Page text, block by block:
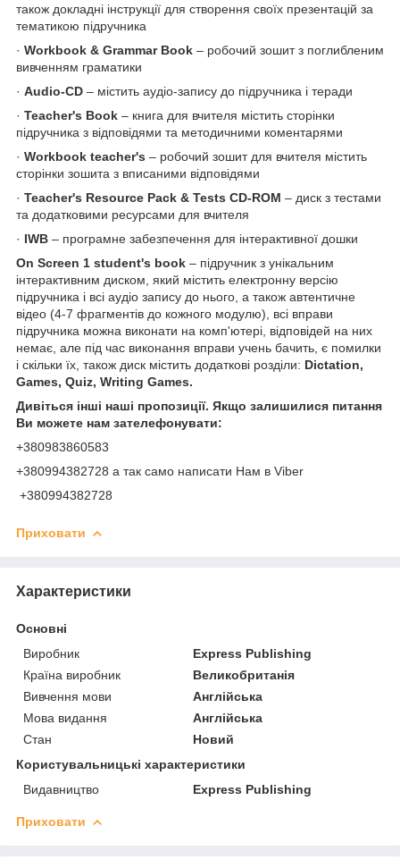
також докладні інструкції для створення своїх презентацій за
тематикою підручника
· Workbook & Grammar Book – робочий зошит з поглибленим
вивченням граматики
· Audio-CD – містить аудіо-запису до підручника і теради
· Teacher's Book – книга для вчителя містить сторінки
підручника з відповідями та методичними коментарями
· Workbook teacher's – робочий зошит для вчителя містить
сторінки зошита з вписаними відповідями
· Teacher's Resource Pack & Tests CD-ROM – диск з тестами
та додатковими ресурсами для вчителя
· IWB – програмне забезпечення для інтерактивної дошки
On Screen 1 student's book – підручник з унікальним
інтерактивним диском, який містить електронну версію
підручника і всі аудіо запису до нього, а також автентичне
відео (4-7 фрагментів до кожного модулю), всі вправи
підручника можна виконати на комп'ютері, відповідей на них
немає, але під час виконання вправи учень бачить, є помилки
і скільки їх, також диск містить додаткові розділи: Dictation,
Games, Quiz, Writing Games.
Дивіться інші наші пропозиції. Якщо залишилися питання
Ви можете нам зателефонувати:
+380983860583
+380994382728 а так само написати Нам в Viber
+380994382728
Приховати
Характеристики
Основні
Виробник
Express Publishing
Країна виробник
Великобританія
Вивчення мови
Англійська
Мова видання
Англійська
Стан
Новий
Користувальницькі характеристики
Видавництво
Express Publishing
Приховати